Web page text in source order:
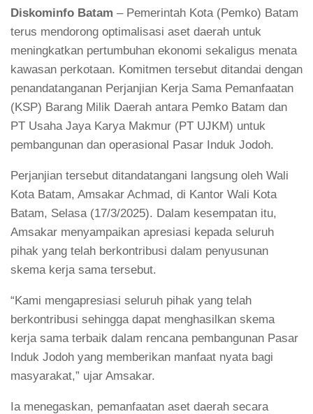
Diskominfo Batam – Pemerintah Kota (Pemko) Batam
terus mendorong optimalisasi aset daerah untuk
meningkatkan pertumbuhan ekonomi sekaligus menata
kawasan perkotaan. Komitmen tersebut ditandai dengan
penandatanganan Perjanjian Kerja Sama Pemanfaatan
(KSP) Barang Milik Daerah antara Pemko Batam dan
PT Usaha Jaya Karya Makmur (PT UJKM) untuk
pembangunan dan operasional Pasar Induk Jodoh.
Perjanjian tersebut ditandatangani langsung oleh Wali
Kota Batam, Amsakar Achmad, di Kantor Wali Kota
Batam, Selasa (17/3/2025). Dalam kesempatan itu,
Amsakar menyampaikan apresiasi kepada seluruh
pihak yang telah berkontribusi dalam penyusunan
skema kerja sama tersebut.
“Kami mengapresiasi seluruh pihak yang telah
berkontribusi sehingga dapat menghasilkan skema
kerja sama terbaik dalam rencana pembangunan Pasar
Induk Jodoh yang memberikan manfaat nyata bagi
masyarakat,” ujar Amsakar.
Ia menegaskan, pemanfaatan aset daerah secara